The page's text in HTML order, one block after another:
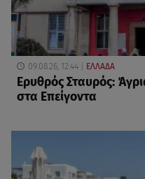
09.08.26, 12:44 ΕΛΛΑΔΑ
Ερυθρός Σταυρός:
στα Επείγοντα